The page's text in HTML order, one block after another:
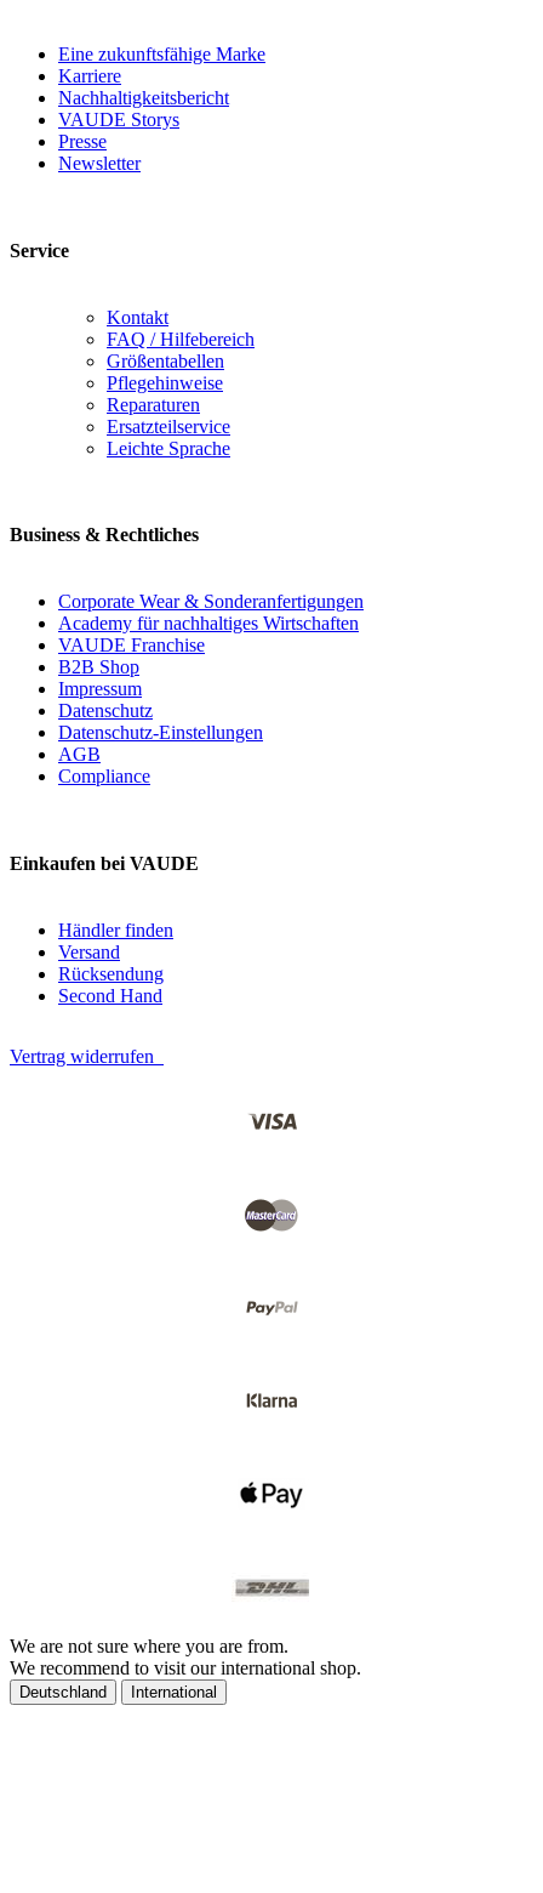
Eine zukunftsfähige Marke
Karriere
Nachhaltigkeitsbericht
VAUDE Storys
Presse
Newsletter
Service
Kontakt
FAQ / Hilfebereich
Größentabellen
Pflegehinweise
Reparaturen
Ersatzteilservice
Leichte Sprache
Business & Rechtliches
Corporate Wear & Sonderanfertigungen
Academy für nachhaltiges Wirtschaften
VAUDE Franchise
B2B Shop
Impressum
Datenschutz
Datenschutz-Einstellungen
AGB
Compliance
Einkaufen bei VAUDE
Händler finden
Versand
Rücksendung
Second Hand
Vertrag widerrufen
We are not sure where you are from.
We recommend to visit our international shop.
Deutschland International